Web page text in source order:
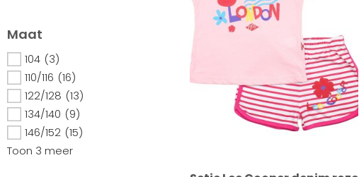
Maat
104 (3)
110/116 (16)
122/128 (13)
134/140 (9)
146/152 (15)
Toon 3 meer